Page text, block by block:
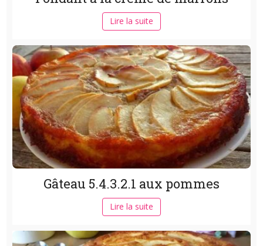
Lire la suite
Gâteau 5.4.3.2.1 aux pommes
Lire la suite